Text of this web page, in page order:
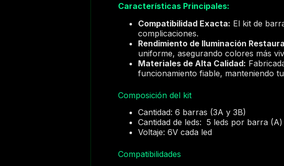
Características Principales:
Compatibilidad Exacta: El kit de
complicaciones.
Rendimiento de Iluminación
uniforme, asegurando colores más
Materiales de Alta Calidad:
funcionamiento fiable, manteniendo
Composición del kit
Cantidad: 6 barras (3A y 3B)
Cantidad de leds: 5 leds por barra
Voltaje: 6V cada led
Compatibilidades